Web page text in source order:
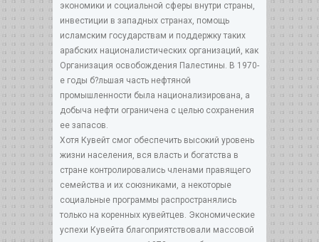
экономики и социальной сферы внутри страны,
инвестиции в западных странах, помощь
исламским государствам и поддержку таких
арабских националистических организаций, как
Организация освобождения Палестины. В 1970-
е годы б?льшая часть нефтяной
промышленности была национализирована, а
добыча нефти ограничена с целью сохранения
ее запасов.
Хотя Кувейт смог обеспечить высокий уровень
жизни населения, вся власть и богатства в
стране контролировались членами правящего
семейства и их союзниками, а некоторые
социальные программы распространялись
только на коренных кувейтцев. Экономические
успехи Кувейта благоприятствовали массовой